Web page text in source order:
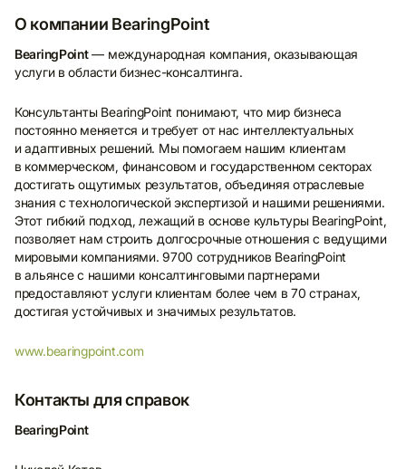
О компании BearingPoint
BearingPoint— международная компания, оказывающая
услуги в области бизнес-консалтинга.
Консультанты BearingPoint понимают, что мир бизнеса
постоянно меняется и требует от нас интеллектуальных
и адаптивных решений. Мы помогаем нашим клиентам
в коммерческом, финансовом и государственном секторах
достигать ощутимых результатов, объединяя отраслевые
знания с технологической экспертизой и нашими решениями.
Этот гибкий подход, лежащий в основе культуры BearingPoint,
позволяет нам строить долгосрочные отношения с ведущими
мировыми компаниями. 9700 сотрудников BearingPoint
в альянсе с нашими консалтинговыми партнерами
предоставляют услуги клиентам более чем в 70 странах,
достигая устойчивых и значимых результатов.
www.bearingpoint.com
Контакты для справок
BearingPoint
новости
Напишите ваш адрес электронной почты
для подписки на новости Nordgold.
E-mail
Я согласен на обработку и хранение
своих персональных данных в
соответствии с Политикой
конфиденциальности*